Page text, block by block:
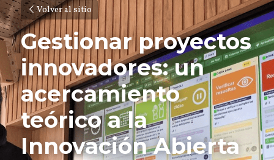
Volver al sitio
Gestionar proyectos
innovadores: un
acercamiento
teórico a la
Innovación Abierta